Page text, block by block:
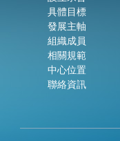
具體目標
發展主軸
組織成員
相關規範
中心位置
聯絡資訊